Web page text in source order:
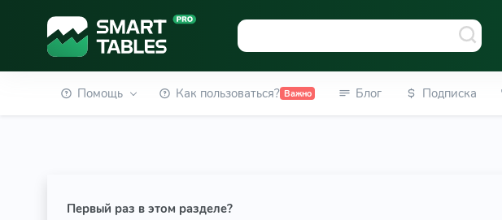
Помощь Как пользоваться? Важно Блог Подписка
Первый раз в этом разделе?